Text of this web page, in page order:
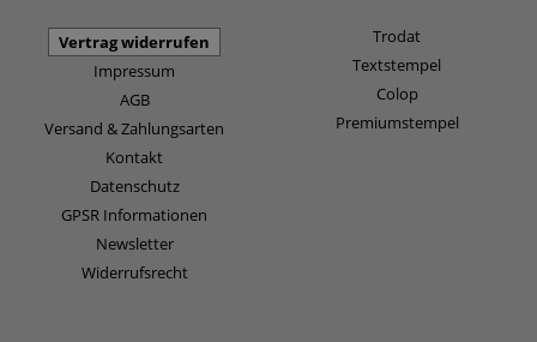
Vertrag widerrufen
Impressum
AGB
Versand & Zahlungsarten
Kontakt
Datenschutz
GPSR Informationen
Newsletter
Widerrufsrecht
Trodat
Textstempel
Colop
Premiumstempel